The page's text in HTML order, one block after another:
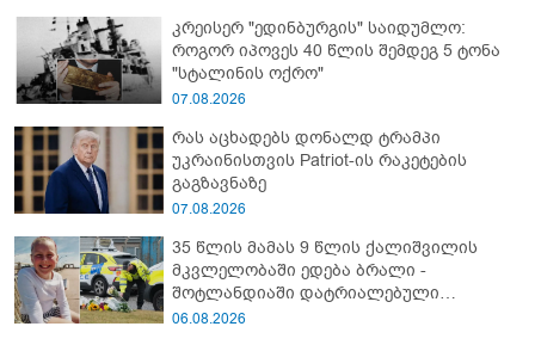
კრეისერ "ედინბურგის" საიდუმლო:
როგორ იპოვეს 40 წლის შემდეგ 5 ტონა
"სტალინის ოქრო"
07.08.2026
რას აცხადებს დონალდ ტრამპი
უკრაინისთვის Patriot-ის რაკეტების
გაგზავნაზე
07.08.2026
35 წლის მამას 9 წლის ქალიშვილის
მკვლელობაში ედება ბრალი -
შოტლანდიაში დატრიალებული
ტრაგედიის დეტალები
06.08.2026